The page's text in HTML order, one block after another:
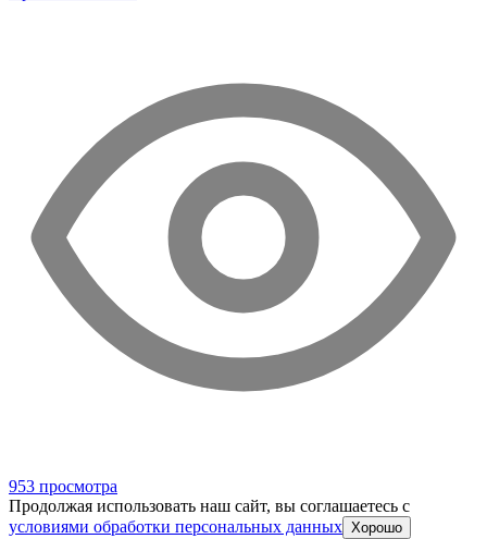
953 просмотра
Продолжая использовать наш сайт, вы соглашаетесь c
условиями обработки персональных данных Хорошо